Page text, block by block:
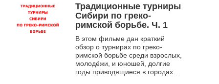
соревнованиях.
Традиционные турниры
Сибири по греко-
римской борьбе. Ч. 1
В этом фильме дан краткий
обзор о турнирах по греко-
римской борьбе среди взрослых,
молодёжи, и юношей, долгие
годы приводящиеся в городах